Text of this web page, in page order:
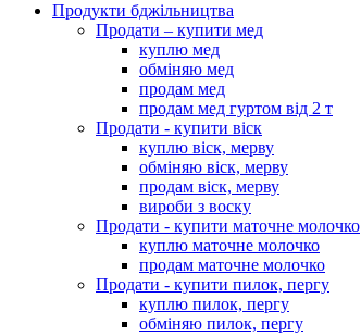
Продукти бджільництва
Продати – купити мед
куплю мед
обміняю мед
продам мед
продам мед гуртом від 2 т
Продати - купити віск
куплю віск, мерву
обміняю віск, мерву
продам віск, мерву
вироби з воску
Продати - купити маточне молочко
куплю маточне молочко
продам маточне молочко
Продати - купити пилок, пергу
куплю пилок, пергу
обміняю пилок, пергу